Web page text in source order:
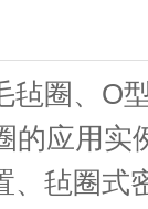
圈、 O
的应用实
、毡圈式